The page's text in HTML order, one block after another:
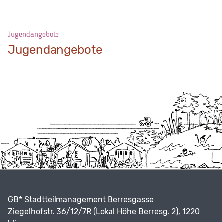
Jugendangebote
Jugendangebote
GB* Stadtteilmanagement Berresgasse
Ziegelhofstr. 36/12/7R (Lokal Höhe Berresg. 2), 1220